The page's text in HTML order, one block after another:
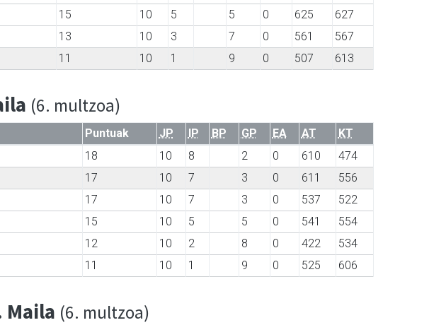
15 10 5 5 0 625
627
13 10 3 7 0 561
567
11 10 1 9 0 507 613
(6. multzoa)
Puntuak JP IP BP GP EA AT
KT
18 10 8 2 0 610
474
17 10 7 3 0 611
556
17 10 7 3 0 537
522
15 10 5 5 0 541
554
12 10 2 8 0 422
534
11 10 1 9 0 525 606
Maila (6. multzoa)